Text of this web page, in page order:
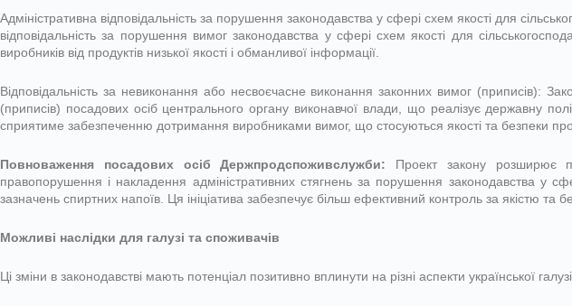
Адміністративна відповідальність за порушення законодавства у сфері схем якості для
відповідальність за порушення вимог законодавства у сфері схем якості для
виробників від продуктів низької якості і обманливої інформації.
Відповідальність за невиконання або несвоєчасне виконання законних вимог (приписів):
(приписів) посадових осіб центрального органу виконавчої влади, що реалізує державну
сприятиме забезпеченню дотримання виробниками вимог, що стосуються якості та безпеки
Повноваження посадових осіб Держпродспоживслужби: Проект закону розширює
правопорушення і накладення адміністративних стягнень за порушення законодавства у
зазначень спиртних напоїв. Ця ініціатива забезпечує більш ефективний контроль за якістю та
Можливі наслідки для галузі та споживачів
Ці зміни в законодавстві мають потенціал позитивно вплинути на різні аспекти української